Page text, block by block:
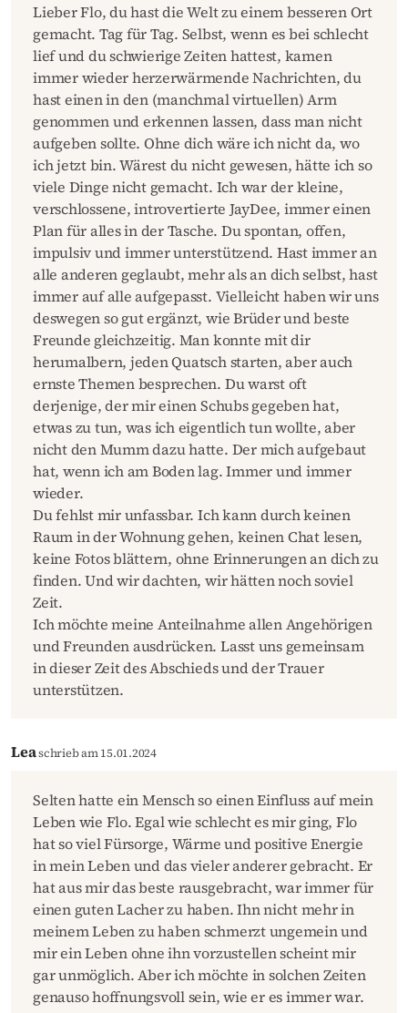
Lieber Flo, du hast die Welt zu einem besseren Ort
gemacht. Tag für Tag. Selbst, wenn es bei schlecht
lief und du schwierige Zeiten hattest, kamen
immer wieder herzerwärmende Nachrichten, du
hast einen in den (manchmal virtuellen) Arm
genommen und erkennen lassen, dass man nicht
aufgeben sollte. Ohne dich wäre ich nicht da, wo
ich jetzt bin. Wärest du nicht gewesen, hätte ich so
viele Dinge nicht gemacht. Ich war der kleine,
verschlossene, introvertierte JayDee, immer einen
Plan für alles in der Tasche. Du spontan, offen,
impulsiv und immer unterstützend. Hast immer an
alle anderen geglaubt, mehr als an dich selbst, hast
immer auf alle aufgepasst. Vielleicht haben wir uns
deswegen so gut ergänzt, wie Brüder und beste
Freunde gleichzeitig. Man konnte mit dir
herumalbern, jeden Quatsch starten, aber auch
ernste Themen besprechen. Du warst oft
derjenige, der mir einen Schubs gegeben hat,
etwas zu tun, was ich eigentlich tun wollte, aber
nicht den Mumm dazu hatte. Der mich aufgebaut
hat, wenn ich am Boden lag. Immer und immer
wieder.
Du fehlst mir unfassbar. Ich kann durch keinen
Raum in der Wohnung gehen, keinen Chat lesen,
keine Fotos blättern, ohne Erinnerungen an dich zu
finden. Und wir dachten, wir hätten noch soviel
Zeit.
Ich möchte meine Anteilnahme allen Angehörigen
und Freunden ausdrücken. Lasst uns gemeinsam
in dieser Zeit des Abschieds und der Trauer
unterstützen.
Leaschrieb am 15.01.2024
Selten hatte ein Mensch so einen Einfluss auf mein
Leben wie Flo. Egal wie schlecht es mir ging, Flo
hat so viel Fürsorge, Wärme und positive Energie
in mein Leben und das vieler anderer gebracht. Er
hat aus mir das beste rausgebracht, war immer für
einen guten Lacher zu haben. Ihn nicht mehr in
meinem Leben zu haben schmerzt ungemein und
mir ein Leben ohne ihn vorzustellen scheint mir
gar unmöglich. Aber ich möchte in solchen Zeiten
genauso hoffnungsvoll sein, wie er es immer war.